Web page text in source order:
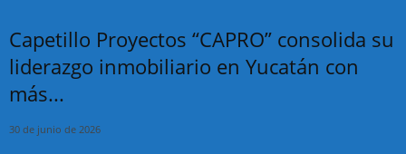
Capetillo Proyectos “CAPRO” consolida su
liderazgo inmobiliario en Yucatán con
más...
30 de junio de 2026